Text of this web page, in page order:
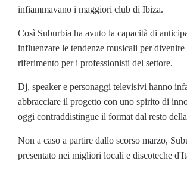
infiammavano i maggiori club di Ibiza.
Così Suburbia ha avuto la capacità di
influenzare le tendenze musicali per
riferimento per i professionisti del settore.
Dj, speaker e personaggi televisivi hanno
abbracciare il progetto con uno spirito di
oggi contraddistingue il format dal resto
Non a caso a partire dallo scorso marzo,
presentato nei migliori locali e discoteche